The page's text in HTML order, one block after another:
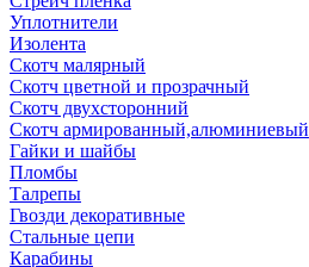
Уплотнители
Изолента
Скотч малярный
Скотч цветной и прозрачный
Скотч двухсторонний
Скотч армированный,алюминиевый
Гайки и шайбы
Пломбы
Талрепы
Гвозди декоративные
Стальные цепи
Карабины